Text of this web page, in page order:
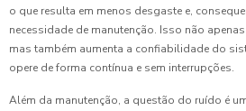
o que resulta em menos desgaste e,
necessidade de manutenção. Isso não
mas também aumenta a confiabilidade do
opere de forma contínua e sem interrupções.
Além da manutenção, a questão do ruído é